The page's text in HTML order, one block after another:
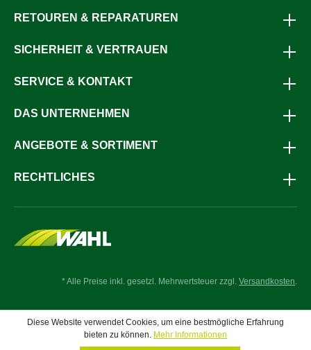
RETOUREN & REPARATUREN
SICHERHEIT & VERTRAUEN
SERVICE & KONTAKT
DAS UNTERNEHMEN
ANGEBOTE & SORTIMENT
RECHTLICHES
* Alle Preise inkl. gesetzl. Mehrwertsteuer zzgl. Versandkosten.
Diese Website verwendet Cookies, um eine bestmögliche Erfahrung
bieten zu können. Mehr Informationen